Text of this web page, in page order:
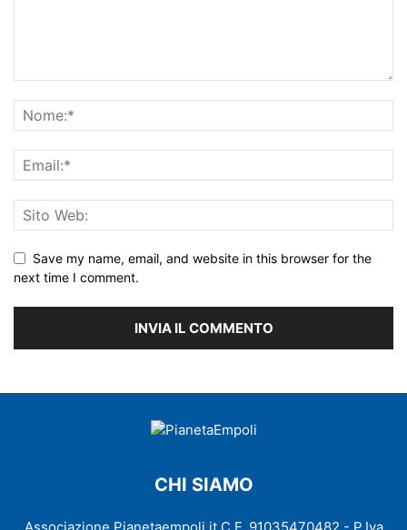
Save my name, email, and website in this browser for the
next time I comment.
CHI SIAMO